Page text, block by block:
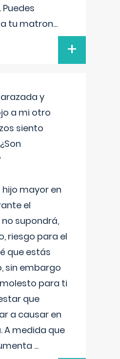
tu matron...
+
y
a mi otro
siento
mayor en
el
supondrá,
riesgo para el
que estás
sin embargo
para ti
que
a causar en
A medida que
...